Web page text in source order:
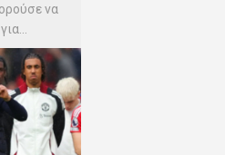
να